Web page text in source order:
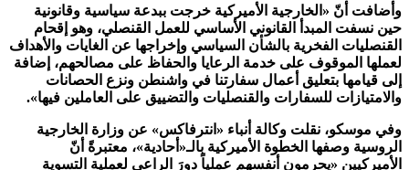
وأضافت أنّ «الخارجية الأميركية خرجت ببدعة سياسية وقانونية
حين نسفت المبدأ القانوني الأساسي للعمل القنصلي، وهو إقحام
القنصليات الفخرية بالشأن السياسي وإخراجها عن الغايات والأهداف
لعملها الموقوف على خدمة الرعايا والحفاظ على مصالحهم، إضافة
إلى قيامها بتعليق أعمال سفارتنا في واشنطن ونزع الحصانات
والامتيازات للسفارات والقنصليات والتضييق على العاملين فيها».
وفي موسكو، نقلت وكالة أنباء «انترفاكس» عن وزارة الخارجية
الروسية وصفها الخطوة الأميركية بالـ«أحادية»، معتبرةً أنّ
الأميركيين «يحرمون أنفسهم عملياً دورَ الراعي لعملية التسوية